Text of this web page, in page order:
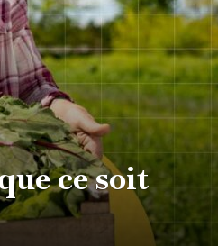
ce soit